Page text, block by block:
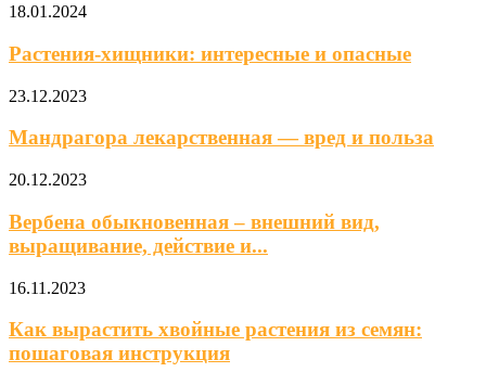
18.01.2024
Растения-хищники: интересные и опасные
23.12.2023
Мандрагора лекарственная — вред и польза
20.12.2023
Вербена обыкновенная – внешний вид,
выращивание, действие и...
16.11.2023
Как вырастить хвойные растения из семян:
пошаговая инструкция